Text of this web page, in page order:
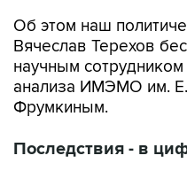
Об этом наш
Вячеслав Терехов
научным
анализа ИМЭМО им.
Фрумкиным.
Последствия - в